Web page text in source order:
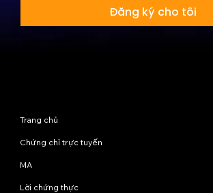
Đăng ký cho tôi
Trang chủ
Chứng chỉ trực tuyến
MA
Lời chứng thực